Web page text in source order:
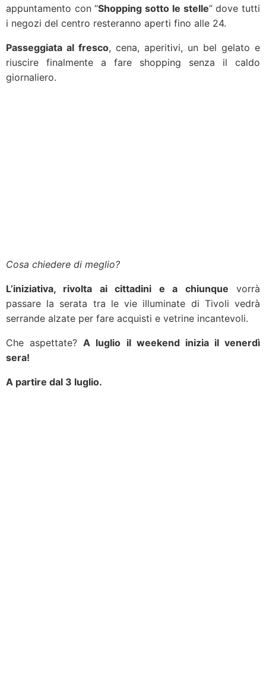
appuntamento con “Shopping sotto le stelle” dove tutti
i negozi del centro resteranno aperti fino alle 24.
Passeggiata al fresco, cena, aperitivi, un bel gelato e
riuscire finalmente a fare shopping senza il caldo
giornaliero.
Cosa chiedere di meglio?
L’iniziativa, rivolta ai cittadini e a chiunque vorrà
passare la serata tra le vie illuminate di Tivoli vedrà
serrande alzate per fare acquisti e vetrine incantevoli.
Che aspettate?A luglio il weekend inizia il venerdì
sera!
A partire dal 3 luglio.